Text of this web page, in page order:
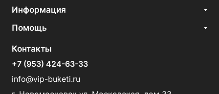
Информация
Помощь
Контакты
+7 (953) 424-63-33
info@vip-buketi.ru